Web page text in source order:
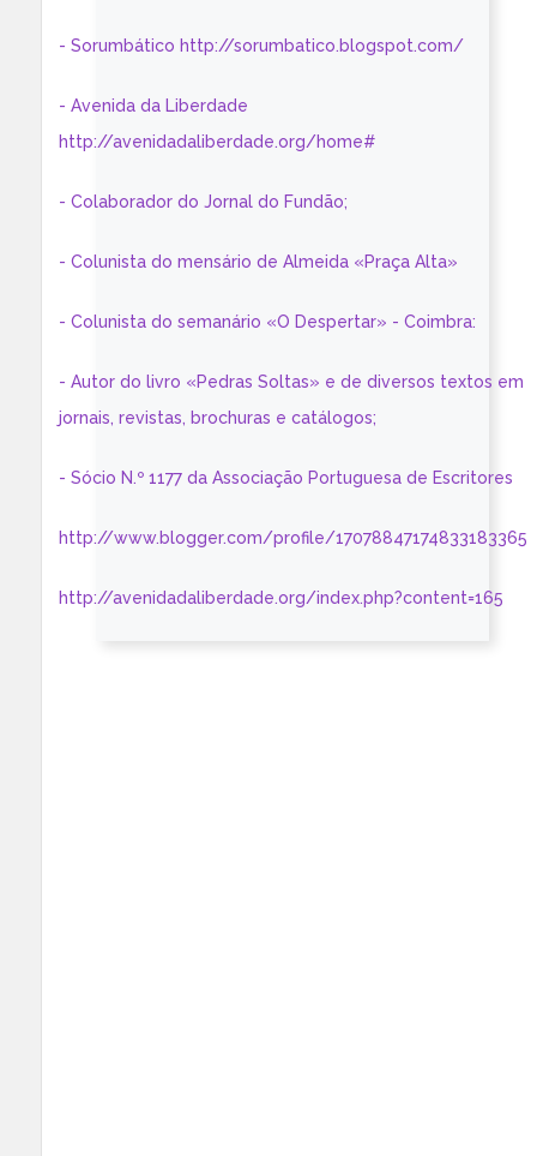
- Sorumbático http://sorumbatico.blogspot.com/
- Avenida da Liberdade
http://avenidadaliberdade.org/home#
- Colaborador do Jornal do Fundão;
- Colunista do mensário de Almeida «Praça Alta»
- Colunista do semanário «O Despertar» - Coimbra:
- Autor do livro «Pedras Soltas» e de diversos textos em
jornais, revistas, brochuras e catálogos;
- Sócio N.º 1177 da Associação Portuguesa de Escritores
http://www.blogger.com/profile/17078847174833183365
http://avenidadaliberdade.org/index.php?content=165